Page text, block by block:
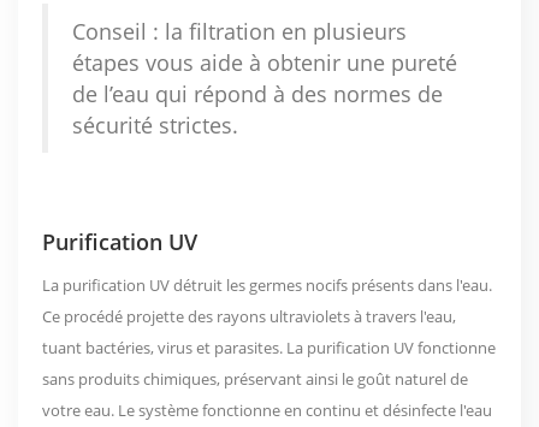
Conseil : la filtration en plusieurs
étapes vous aide à obtenir une pureté
de l’eau qui répond à des normes de
sécurité strictes.
Purification UV
La purification UV détruit les germes nocifs présents dans l'eau.
Ce procédé projette des rayons ultraviolets à travers l'eau,
tuant bactéries, virus et parasites. La purification UV fonctionne
sans produits chimiques, préservant ainsi le goût naturel de
votre eau. Le système fonctionne en continu et désinfecte l'eau